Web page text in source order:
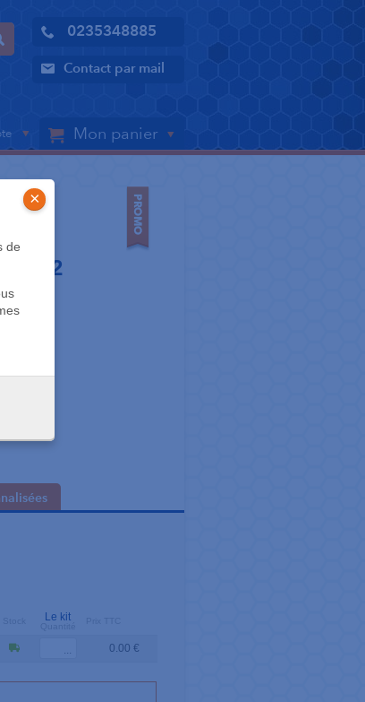
0235348885
Contact par mail
Mon panier
de
×
.022
Le kit
0.00 €